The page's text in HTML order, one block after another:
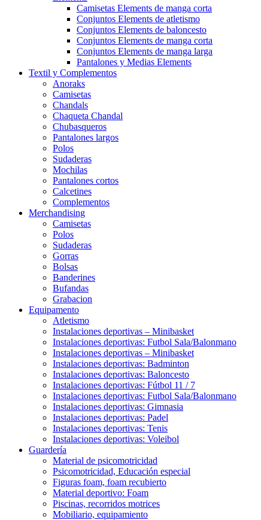
Camisetas Elements de manga corta
Conjuntos Elements de atletismo
Conjuntos Elements de baloncesto
Conjuntos Elements de manga corta
Conjuntos Elements de manga larga
Pantalones y Medias Elements
Textil y Complementos
Anoraks
Camisetas
Chandals
Chaqueta Chandal
Chubasqueros
Pantalones largos
Polos
Sudaderas
Mochilas
Pantalones cortos
Calcetines
Complementos
Merchandising
Camisetas
Polos
Sudaderas
Gorras
Bolsas
Banderines
Bufandas
Grabacion
Equipamento
Atletismo
Instalaciones deportivas – Minibasket
Instalaciones deportivas: Futbol Sala/Balonmano
Instalaciones deportivas – Minibasket
Instalaciones deportivas: Badminton
Instalaciones deportivas: Baloncesto
Instalaciones deportivas: Fútbol 11 / 7
Instalaciones deportivas: Futbol Sala/Balonmano
Instalaciones deportivas: Gimnasia
Instalaciones deportivas: Padel
Instalaciones deportivas: Tenis
Instalaciones deportivas: Voleibol
Guardería
Material de psicomotricidad
Psicomotricidad, Educación especial
Figuras foam, foam recubierto
Material deportivo: Foam
Piscinas, recorridos motrices
Mobiliario, equipamiento